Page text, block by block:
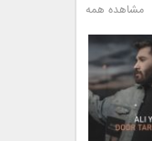
مشاهده همه